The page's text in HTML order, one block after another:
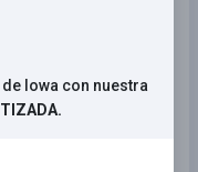
Iowa con nuestra